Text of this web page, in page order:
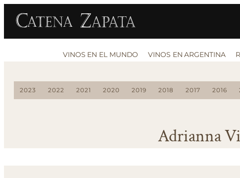
VINOS EN EL MUNDO VINOS EN ARGENTINA
2023 2022 2021 2020 2019 2018 2017 2016
Adrianna